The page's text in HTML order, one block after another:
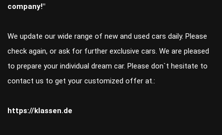
company!"
We update our wide range of new and used cars daily. Please
check again, or ask for further exclusive cars. We are pleased
to prepare your individual dream car. Please don`t hesitate to
contact us to get your customized offer at.:
https://klassen.de